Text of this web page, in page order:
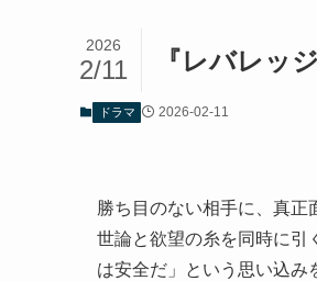
『レバレッ
2026
2/11
ドラマ 2026-02-11
勝ち目のない相手に、真正
世論と欲望の糸を同時に引
は安全だ」という思い込み